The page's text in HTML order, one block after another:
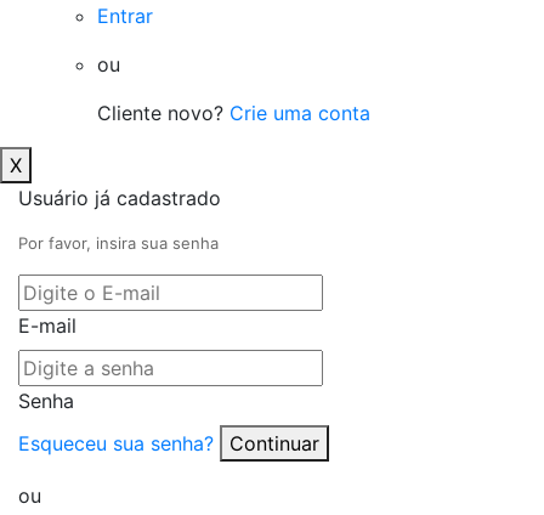
Entrar
ou
Cliente novo? Crie uma conta
X
Usuário já cadastrado
Por favor, insira sua senha
E-mail
Senha
Esqueceu sua senha?
Continuar
ou